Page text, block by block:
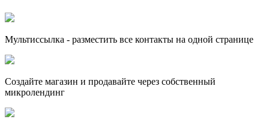
Мультиссылка - разместить все контакты на одной странице
Создайте магазин и продавайте через собственный
микролендинг